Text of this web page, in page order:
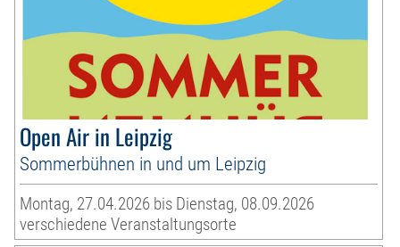
Open Air in Leipzig
Sommerbühnen in und um Leipzig
Montag, 27.04.2026 bis Dienstag, 08.09.2026
verschiedene Veranstaltungsorte